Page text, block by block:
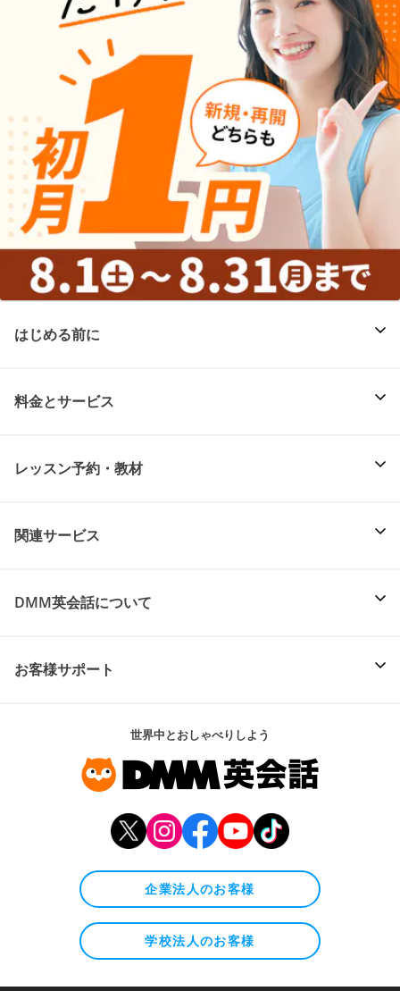
はじめる前に
料金とサービス
レッスン予約・教材
関連サービス
DMM英会話について
お客様サポート
世界中とおしゃべりしよう
企業法人のお客様
学校法人のお客様